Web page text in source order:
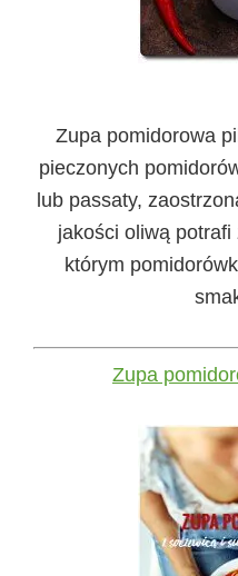
Zupa pomidorowa
pieczonych
lub passaty,
jakości oliwą
którym
Zupa